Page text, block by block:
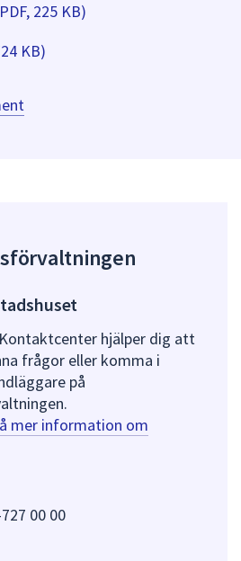
225 KB)
KB)
hjälper dig att
frågor eller komma i
på
mer information om
00 00